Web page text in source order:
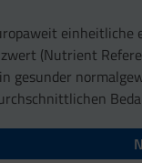
einheitliche
(Nutrient
gesunder